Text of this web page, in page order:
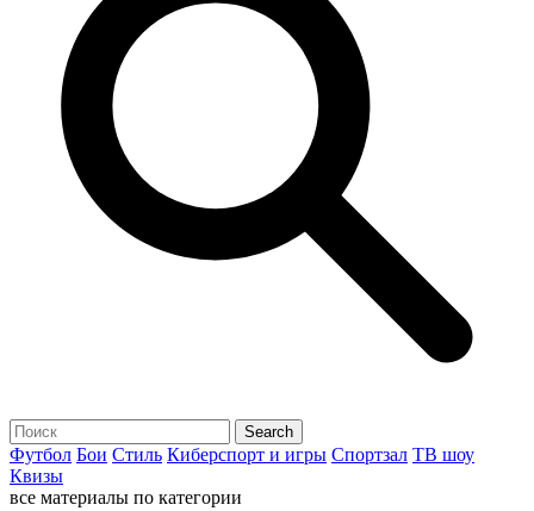
Футбол Бои Стиль Киберспорт и игры Спортзал ТВ шоу
Квизы
все материалы по категории